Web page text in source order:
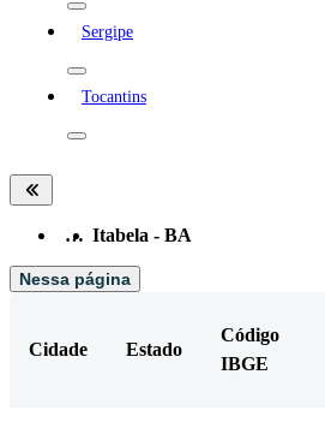
Sergipe
Tocantins
… Itabela - BA
Nessa página
Cidade Estado
Código
IBGE